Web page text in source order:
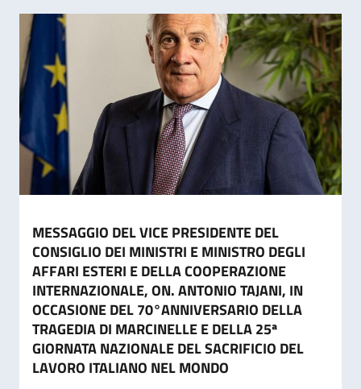
MESSAGGIO DEL VICE PRESIDENTE DEL
CONSIGLIO DEI MINISTRI E MINISTRO DEGLI
AFFARI ESTERI E DELLA COOPERAZIONE
INTERNAZIONALE, ON. ANTONIO TAJANI, IN
OCCASIONE DEL 70°ANNIVERSARIO DELLA
TRAGEDIA DI MARCINELLE E DELLA 25ª
GIORNATA NAZIONALE DEL SACRIFICIO DEL
LAVORO ITALIANO NEL MONDO